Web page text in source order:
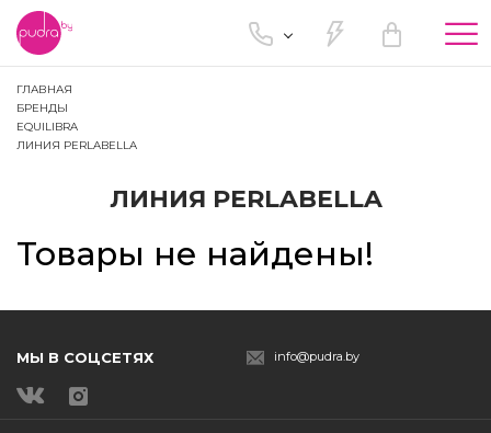
ГЛАВНАЯ
БРЕНДЫ
EQUILIBRA
ЛИНИЯ PERLABELLA
ЛИНИЯ PERLABELLA
Товары не найдены!
МЫ В СОЦСЕТЯХ info@pudra.by